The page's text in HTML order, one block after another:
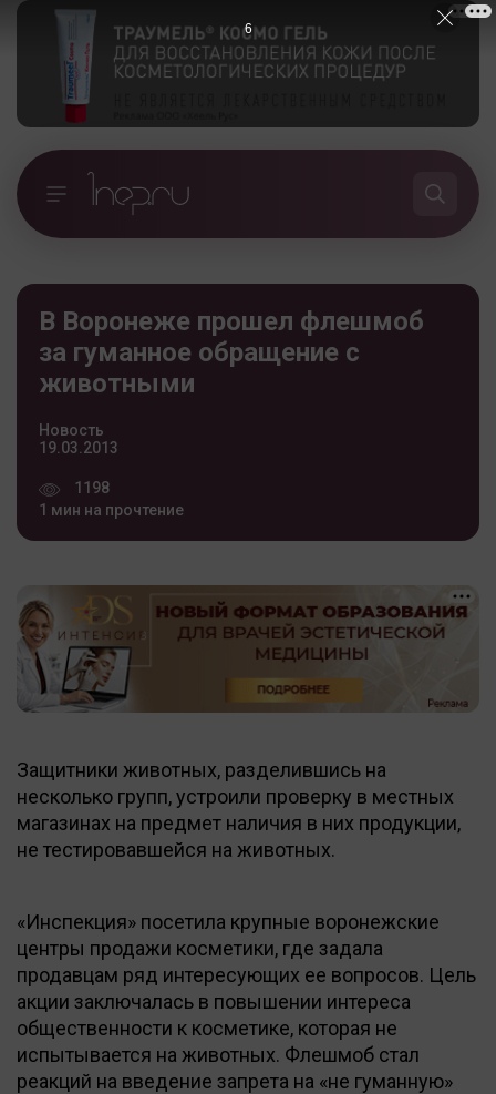
В Воронеже прошел флешмоб
за гуманное обращение с
животными
Новость
19.03.2013
1198
1 мин на прочтение
Защитники животных, разделившись на
несколько групп, устроили проверку в местных
магазинах на предмет наличия в них продукции,
не тестировавшейся на животных.
«Инспекция» посетила крупные воронежские
центры продажи косметики, где задала
продавцам ряд интересующих ее вопросов. Цель
акции заключалась в повышении интереса
общественности к косметике, которая не
испытывается на животных. Флешмоб стал
реакций на введение запрета на «не гуманную»
5